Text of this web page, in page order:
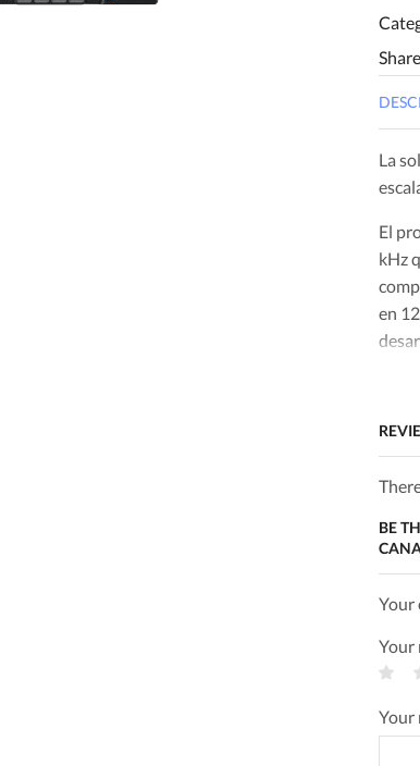
La
El
kHz
en
DMR
El
BE
Your
Your
Your